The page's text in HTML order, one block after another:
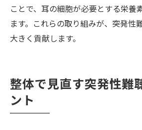
ことで、耳の細胞が必要とする栄養
ます。これらの取り組みが、突発性
大きく貢献します。
整体で見直す突発性難
ント